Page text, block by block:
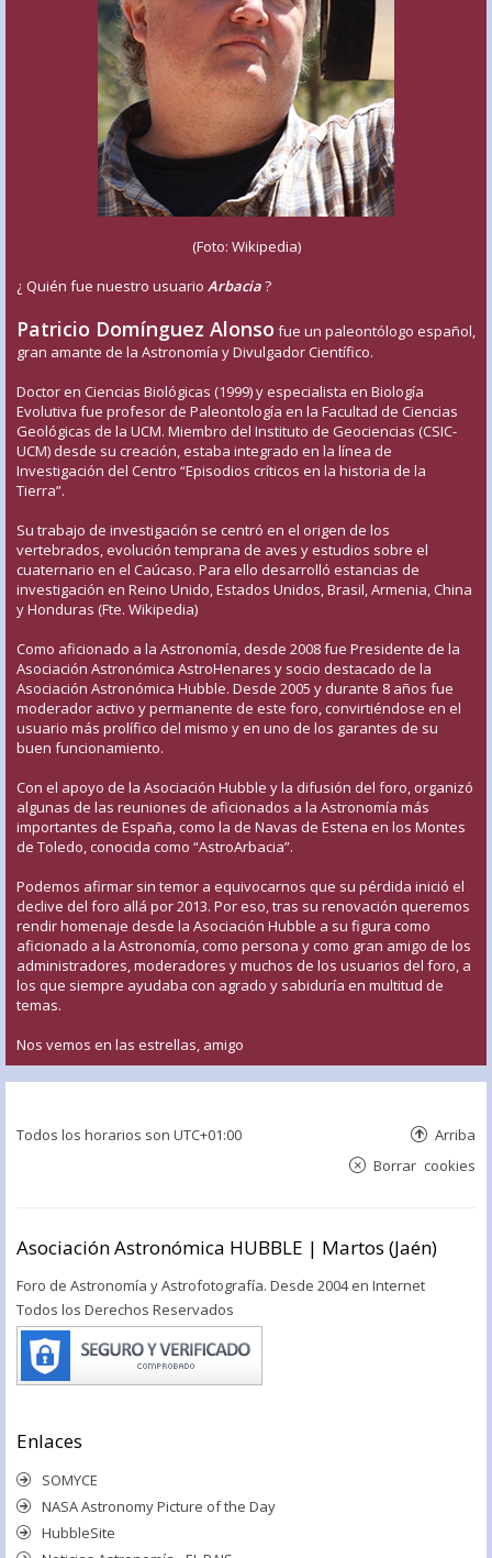
(Foto: Wikipedia)
¿ Quién fue nuestro usuario Arbacia?
Patricio Domínguez Alonso fue un paleontólogo español,
gran amante de la Astronomía y Divulgador Científico.
Doctor en Ciencias Biológicas (1999) y especialista en Biología
Evolutiva fue profesor de Paleontología en la Facultad de Ciencias
Geológicas de la UCM. Miembro del Instituto de Geociencias (CSIC-
UCM) desde su creación, estaba integrado en la línea de
Investigación del Centro “Episodios críticos en la historia de la
Tierra”.
Su trabajo de investigación se centró en el origen de los
vertebrados, evolución temprana de aves y estudios sobre el
cuaternario en el Caúcaso. Para ello desarrolló estancias de
investigación en Reino Unido, Estados Unidos, Brasil, Armenia, China
y Honduras (Fte. Wikipedia)
Como aficionado a la Astronomía, desde 2008 fue Presidente de la
Asociación Astronómica AstroHenares y socio destacado de la
Asociación Astronómica Hubble. Desde 2005 y durante 8 años fue
moderador activo y permanente de este foro, convirtiéndose en el
usuario más prolífico del mismo y en uno de los garantes de su
buen funcionamiento.
Con el apoyo de la Asociación Hubble y la difusión del foro, organizó
algunas de las reuniones de aficionados a la Astronomía más
importantes de España, como la de Navas de Estena en los Montes
de Toledo, conocida como “AstroArbacia”.
Podemos afirmar sin temor a equivocarnos que su pérdida inició el
declive del foro allá por 2013. Por eso, tras su renovación queremos
rendir homenaje desde la Asociación Hubble a su figura como
aficionado a la Astronomía, como persona y como gran amigo de los
administradores, moderadores y muchos de los usuarios del foro, a
los que siempre ayudaba con agrado y sabiduría en multitud de
temas.
Nos vemos en las estrellas, amigo
Todos los horarios son UTC+01:00 Arriba
Borrar cookies
Asociación Astronómica HUBBLE | Martos (Jaén)
Foro de Astronomía y Astrofotografía. Desde 2004 en Internet
Todos los Derechos Reservados
Enlaces
SOMYCE
NASA Astronomy Picture of the Day
HubbleSite